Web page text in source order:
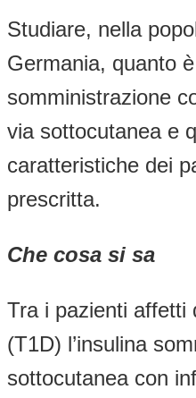
Studiare, nella
Germania, quanto
somministrazione
via sottocutanea e
caratteristiche dei
prescritta.
Che cosa si sa
Tra i pazienti affetti
(T1D) l’insulina
sottocutanea con